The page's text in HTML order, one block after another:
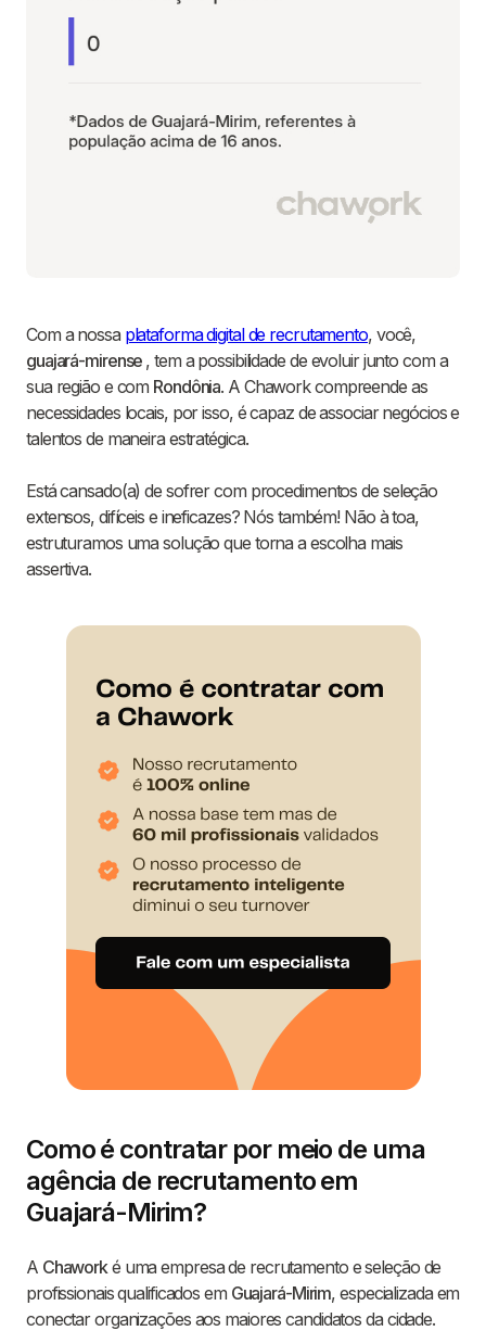
Com a nossa plataforma digital de recrutamento, você,
guajará-mirense , tem a possibilidade de evoluir junto com a
sua região e com Rondônia. A Chawork compreende as
necessidades locais, por isso, é capaz de associar negócios e
talentos de maneira estratégica.
Está cansado(a) de sofrer com procedimentos de seleção
extensos, difíceis e ineficazes? Nós também! Não à toa,
estruturamos uma solução que torna a escolha mais
assertiva.
Como é contratar por meio de uma
agência de recrutamento em
Guajará-Mirim?
A Chaworké uma empresa de recrutamento e seleção de
profissionais qualificados em Guajará-Mirim, especializada em
conectar organizações aos maiores candidatos da cidade.